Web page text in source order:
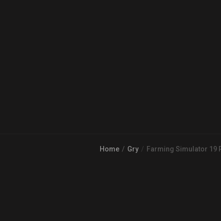
Home Gry Farming Simulator 19